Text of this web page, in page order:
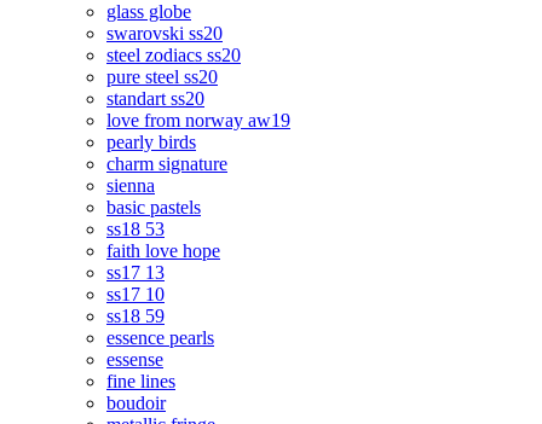
glass globe
swarovski ss20
steel zodiacs ss20
pure steel ss20
standart ss20
love from norway aw19
pearly birds
charm signature
sienna
basic pastels
ss18 53
faith love hope
ss17 13
ss17 10
ss18 59
essence pearls
essense
fine lines
boudoir